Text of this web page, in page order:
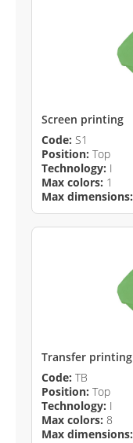
Screen printing
Code: S1
Position: Top
Technology: I
Max colors: 1
Max dimensions:
Transfer printing
Code: TB
Position: Top
Technology: I
Max colors: 8
Max dimensions: